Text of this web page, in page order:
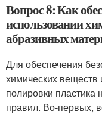
Вопрос 8: Как
использовании
абразивных
Для обеспечения
химических
полировки пластика
правил. Во-первых,